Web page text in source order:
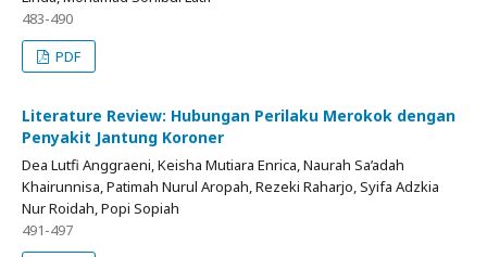
483-490
PDF
Literature Review: Hubungan Perilaku Merokok dengan
Penyakit Jantung Koroner
Dea Lutfi Anggraeni, Keisha Mutiara Enrica, Naurah Sa’adah
Khairunnisa, Patimah Nurul Aropah, Rezeki Raharjo, Syifa Adzkia
Nur Roidah, Popi Sopiah
491-497